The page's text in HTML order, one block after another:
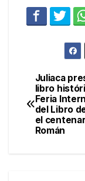
de
Juliaca
libro
Feria
del Libro
el
Román